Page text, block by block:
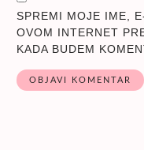
SPREMI MOJE IME,
OVOM INTERNET
KADA BUDEM